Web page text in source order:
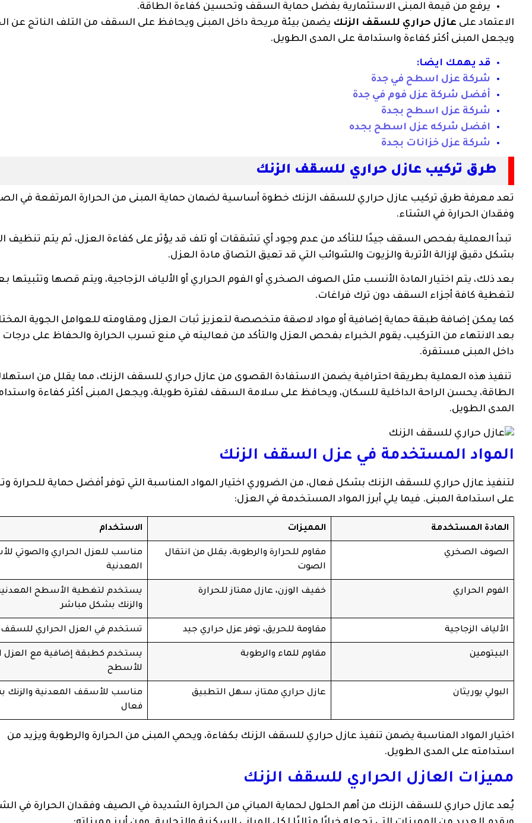
يرفع من قيمة المبنى الاستثمارية بفضل حماية السقف وتحسين كفاءة الطاقة.
الاعتماد على عازل حراري للسقف الزنك يضمن بيئة مريحة داخل المبنى ويحافظ على السقف من التلف الناتج عن
ويجعل المبنى أكثر كفاءة واستدامة على المدى الطويل.
قد يهمك ايضا:
شركة عزل اسطح في جدة
أفضل شركة عزل فوم في جدة
شركة عزل اسطح بجدة
افضل شركه عزل اسطح بجده
شركة عزل خزانات بجدة
طرق تركيب عازل حراري للسقف الزنك
تعد معرفة طرق تركيب عازل حراري للسقف الزنك خطوة أساسية لضمان حماية المبنى من الحرارة المرتفعة في
وفقدان الحرارة في الشتاء.
تبدأ العملية بفحص السقف جيدًا للتأكد من عدم وجود أي تشققات أو تلف قد يؤثر على كفاءة العزل، ثم يتم
بشكل دقيق لإزالة الأتربة والزيوت والشوائب التي قد تعيق التصاق مادة العزل.
بعد ذلك، يتم اختيار المادة الأنسب مثل الصوف الصخري أو الفوم الحراري أو الألياف الزجاجية، ويتم قصها وتثبيتها
لتغطية كافة أجزاء السقف دون ترك فراغات.
كما يمكن إضافة طبقة حماية إضافية أو مواد لاصقة متخصصة لتعزيز ثبات العزل ومقاومته للعوامل الجوية
بعد الانتهاء من التركيب، يقوم الخبراء بفحص العزل والتأكد من فعاليته في منع تسرب الحرارة والحفاظ على درجات
داخل المبنى مستقرة.
تنفيذ هذه العملية بطريقة احترافية يضمن الاستفادة القصوى من عازل حراري للسقف الزنك، مما يقلل من
الطاقة، يحسن الراحة الداخلية للسكان، ويحافظ على سلامة السقف لفترة طويلة، ويجعل المبنى أكثر كفاءة
المدى الطويل.
المواد المستخدمة في عزل السقف الزنك
لتنفيذ عازل حراري للسقف الزنك بشكل فعال، من الضروري اختيار المواد المناسبة التي توفر أفضل حماية للحرارة
على استدامة المبنى. فيما يلي أبرز المواد المستخدمة في العزل:
المادة المستخدمة المميزات الاستخدام
الصوف الصخري
مقاوم للحرارة والرطوبة، يقلل من انتقال
الصوت
مناسب للعزل الحراري والصوتي
المعدنية
الفوم الحراري خفيف الوزن، عازل ممتاز للحرارة
يستخدم لتغطية الأسطح
والزنك بشكل مباشر
الألياف الزجاجية مقاومة للحريق، توفر عزل حراري جيد تستخدم في العزل الحراري للسقف
البيتومين مقاوم للماء والرطوبة
يستخدم كطبقة إضافية مع العزل
للأسطح
البولي يوريثان عازل حراري ممتاز، سهل التطبيق
مناسب للأسقف المعدنية والزنك
فعال
اختيار المواد المناسبة يضمن تنفيذ عازل حراري للسقف الزنك بكفاءة، ويحمي المبنى من الحرارة والرطوبة ويزيد من
استدامته على المدى الطويل.
مميزات العازل الحراري للسقف الزنك
يُعد عازل حراري للسقف الزنك من أهم الحلول لحماية المباني من الحرارة الشديدة في الصيف وفقدان الحرارة في